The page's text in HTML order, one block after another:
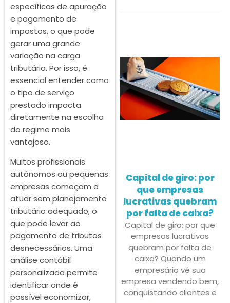
específicas de apuração
e pagamento de
impostos, o que pode
gerar uma grande
variação na carga
tributária. Por isso, é
essencial entender como
o tipo de serviço
prestado impacta
diretamente na escolha
do regime mais
vantajoso.
Muitos profissionais
autônomos ou pequenas
empresas começam a
atuar sem planejamento
tributário adequado, o
que pode levar ao
pagamento de tributos
desnecessários. Uma
análise contábil
personalizada permite
identificar onde é
possível economizar,
Capital de giro: por
que empresas
lucrativas quebram
por falta de caixa?
Capital de giro: por que
empresas lucrativas
quebram por falta de
caixa? Quando um
empresário vê sua
empresa vendendo bem,
conquistando clientes e